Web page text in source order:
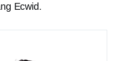
Ecwid.